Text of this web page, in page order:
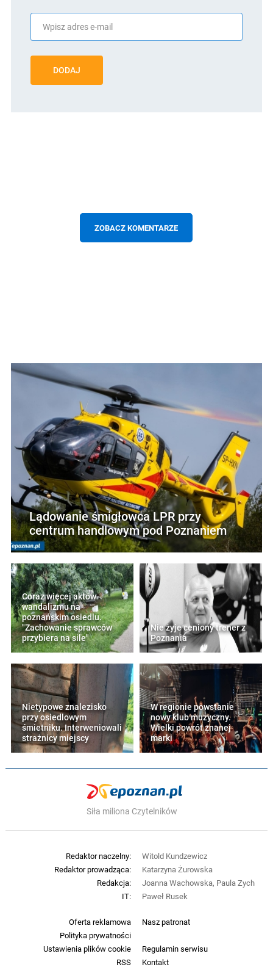
DODAJ
ZOBACZ KOMENTARZE
Lądowanie śmigłowca LPR przy
centrum handlowym pod Poznaniem
Coraz więcej aktów
wandalizmu na
poznańskim osiedlu.
"Zachowanie sprawców
przybiera na sile"
Nie żyje ceniony trener z
Poznania
Nietypowe znalezisko
przy osiedlowym
śmietniku. Interweniowali
strażnicy miejscy
W regionie powstanie
nowy klub muzyczny.
Wielki powrót znanej
marki
Siła miliona Czytelników
Oferta reklamowa
Nasz patronat
Polityka prywatności
Ustawienia plików cookie
Regulamin serwisu
RSS
Kontakt
Redaktor naczelny:
Witold Kundzewicz
Redaktor prowadząca:
Katarzyna Żurowska
Redakcja:
Joanna Wachowska, Paula Zych
IT:
Paweł Rusek